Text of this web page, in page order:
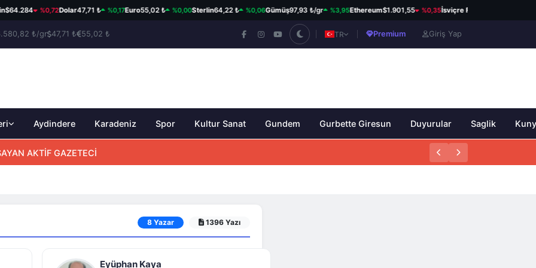
$64.284 %0,72Dolar47,71 ₺ %0,17Euro55,02 ₺ %0,00Sterlin64,22 ₺ %0,06Gümüş97,93 ₺/gr %3,95Ethereum$1.901,55 %0,35İsviçre Frangı
₺/gr 47,71 ₺ 55,02 ₺ TR Premium Giriş Yap
Aydindere Karadeniz Spor Kultur Sanat Gundem Gurbette Giresun Duyurular Saglik
AKTİF GAZETECİ
8 Yazar 1396 Yazı
Eyüphan Kaya